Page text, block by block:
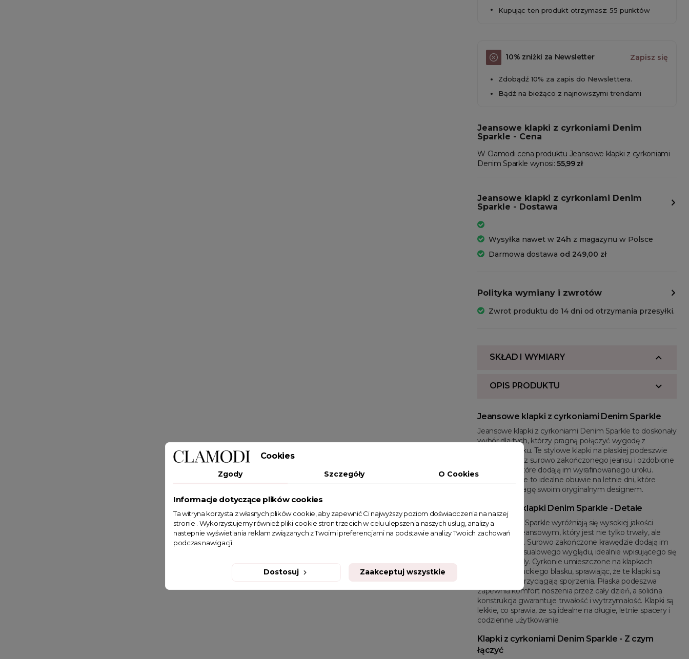
Kupując ten produkt otrzymasz: 55 punktów
10% zniżki za Newsletter Zapisz się
Zdobądź 10% za zapis do Newslettera.
Bądź na bieżąco z najnowszymi trendami
Jeansowe klapki z cyrkoniami Denim
Sparkle - Cena
W Clamodi cena produktu Jeansowe klapki z cyrkoniami
Denim Sparkle wynosi:55,99 zł
Jeansowe klapki z cyrkoniami Denim
Sparkle - Dostawa
Wysyłka nawet w 24h z magazynu w Polsce
Darmowa dostawa od 249,00 zł
Polityka wymiany i zwrotów
Zwrot produktu do 14 dni od otrzymania przesyłki.
SKŁAD I WYMIARY
OPIS PRODUKTU
Jeansowe klapki z cyrkoniami Denim Sparkle
Jeansowe klapki z cyrkoniami Denim Sparkle to doskonały
wybór dla tych, którzy pragną połączyć wygodę z
odrobiną blasku. Te stylowe klapki na płaskiej podeszwie
wykonane są z surowo zakończonego jeansu i ozdobione
cyrkoniami, które dodają im wyrafinowanego uroku.
Denim Sparkle to idealne obuwie na letnie dni, które
przyciąga uwagę swoim oryginalnym designem.
Jeansowe klapki Denim Sparkle - Detale
Klapki Denim Sparkle wyróżniają się wysokiej jakości
materiałem jeansowym, który jest nie tylko trwały, ale
także stylowy. Surowo zakończone krawędzie dodają im
modnego, casualowego wyglądu, idealnie wpisującego się
w letnie trendy. Cyrkonie umieszczone na klapkach
dodają eleganckiego blasku, sprawiając, że te klapki są
wyjątkowe i przyciągają spojrzenia. Płaska podeszwa
zapewnia komfort noszenia przez cały dzień, a solidna
konstrukcja gwarantuje trwałość i wytrzymałość. Klapki są
lekkie, co sprawia, że są idealne na długie, letnie spacery i
codzienne użytkowanie.
Klapki z cyrkoniami Denim Sparkle - Z czym
łączyć
Cookies
Zgody Szczegóły O Cookies
Informacje dotyczące plików cookies
Ta witryna korzysta z własnych plików cookie, aby zapewnić Ci najwyższy poziom doświadczenia na naszej
stronie . Wykorzystujemy również pliki cookie stron trzecich w celu ulepszenia naszych usług, analizy a
nastepnie wyświetlania reklam związanych z Twoimi preferencjami na podstawie analizy Twoich zachowań
podczas nawigacji.
Dostosuj Zaakceptuj wszystkie